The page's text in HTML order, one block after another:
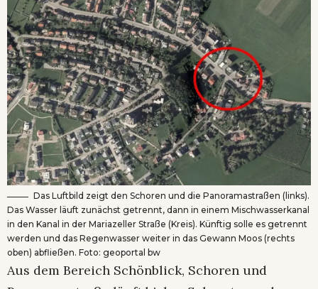
Das Luftbild zeigt den Schoren und die Panoramastraßen (links).
Das Wasser läuft zunächst getrennt, dann in einem Mischwasserkanal
in den Kanal in der Mariazeller Straße (Kreis). Künftig solle es getrennt
werden und das Regenwasser weiter in das Gewann Moos (rechts
oben) abfließen. Foto: geoportal bw
Aus dem Bereich Schönblick, Schoren und